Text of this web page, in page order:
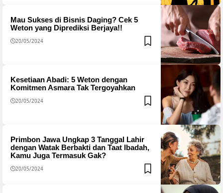
Mau Sukses di Bisnis Daging? Cek 5
Weton yang Diprediksi Berjaya!!
20/05/2024
Kesetiaan Abadi: 5 Weton dengan
Komitmen Asmara Tak Tergoyahkan
20/05/2024
Primbon Jawa Ungkap 3 Tanggal Lahir
dengan Watak Berbakti dan Taat Ibadah,
Kamu Juga Termasuk Gak?
20/05/2024